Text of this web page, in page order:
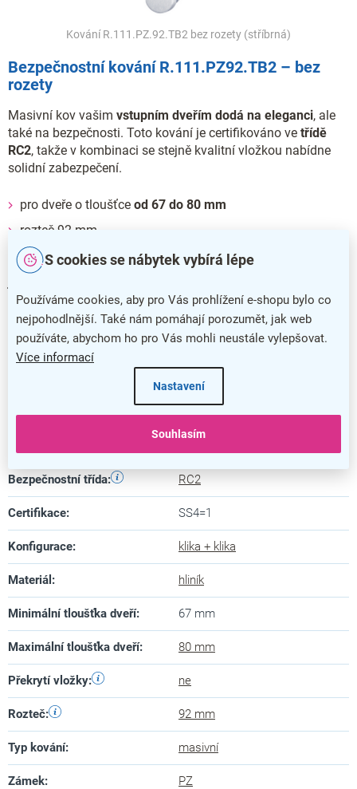
S cookies se nábytek vybírá lépe
Používáme cookies, aby pro Vás prohlížení e-shopu bylo co
nejpohodlnější. Také nám pomáhají porozumět, jak web
používáte, abychom ho pro Vás mohli neustále vylepšovat.
Více informací
Nastavení
Souhlasím
Kování R.111.PZ.92.TB2 bez rozety (stříbrná)
Bezpečnostní kování R.111.PZ92.TB2 – bez
rozety
Masivní kov vašim vstupním dveřím dodá na eleganci, ale
také na bezpečnosti. Toto kování je certifikováno ve třídě
RC2, takže v kombinaci se stejně kvalitní vložkou nabídne
solidní zabezpečení.
pro dveře o tloušťce od 67 do 80 mm
rozteč 92 mm
Kování nemá vratnou pružinu a je možné jej namontovat
Doplňkové parametry
Dveřní kování
Barva: stříbrná
Bezpečnostní třída: RC2
Certifikace: SS4=1
Konfigurace: klika + klika
Materiál : hliník
Minimální tloušťka dveří: 67 mm
Maximální tloušťka dveří: 80 mm
Překrytí vložky: ne
Rozteč: 92 mm
Typ kování: masivní
Zámek: PZ